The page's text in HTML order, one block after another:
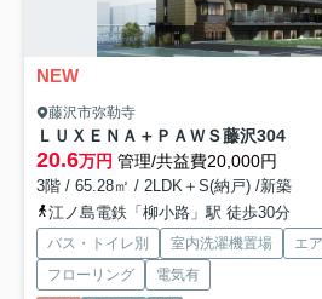
NEW
藤沢市弥勒寺
ＬＵＸＥＮＡ＋ＰＡＷＳ藤沢304
20.6万円 管理/共益費20,000円
3階 / 65.28㎡ / 2LDK＋S(納戸) /新築
江ノ島電鉄「柳小路」駅 徒歩30分
バス・トイレ別 室内洗濯機置場 エ
フローリング
電気有